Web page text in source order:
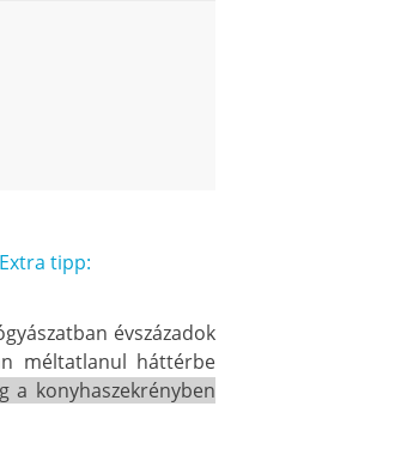
Extra tipp:
évszázadok
méltatlanul háttérbe
a konyhaszekrényben